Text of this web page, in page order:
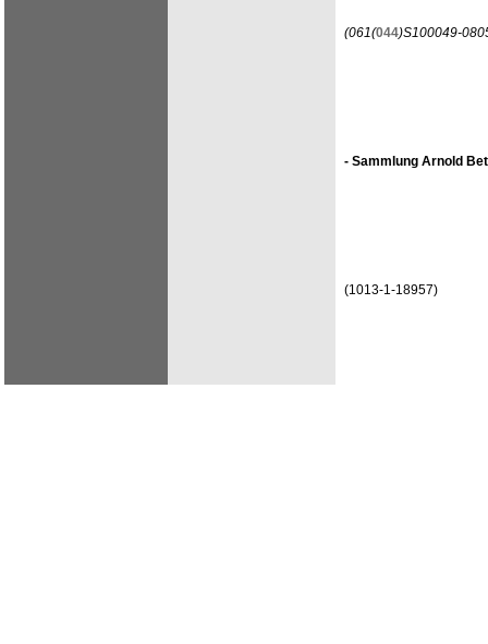
(061(044)S100049-
- Sammlung Arnold
(1013-1-18957)